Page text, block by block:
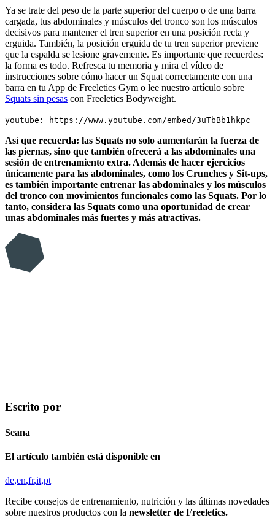
Ya se trate del peso de la parte superior del cuerpo o de una barra
cargada, tus abdominales y músculos del tronco son los músculos
decisivos para mantener el tren superior en una posición recta y
erguida. También, la posición erguida de tu tren superior previene
que la espalda se lesione gravemente. Es importante que recuerdes:
la forma es todo. Refresca tu memoria y mira el vídeo de
instrucciones sobre cómo hacer un Squat correctamente con una
barra en tu App de Freeletics Gym o lee nuestro artículo sobre
Squats sin pesas con Freeletics Bodyweight.
youtube: https://www.youtube.com/embed/3uTbBb1hkpc
Así que recuerda: las Squats no solo aumentarán la fuerza de
las piernas, sino que también ofrecerá a las abdominales una
sesión de entrenamiento extra. Además de hacer ejercicios
únicamente para las abdominales, como los Crunches y Sit-ups,
es también importante entrenar las abdominales y los músculos
del tronco con movimientos funcionales como las Squats. Por lo
tanto, considera las Squats como una oportunidad de crear
unas abdominales más fuertes y más atractivas.
Escrito por
Seana
El artículo también está disponible en
de en fr it pt
Recibe consejos de entrenamiento, nutrición y las últimas novedades
sobre nuestros productos con la newsletter de Freeletics.